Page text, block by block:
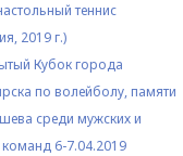
теннис
2019 г.)
Кубок города
по волейболу, памяти
среди мужских и
команд 6-7.04.2019